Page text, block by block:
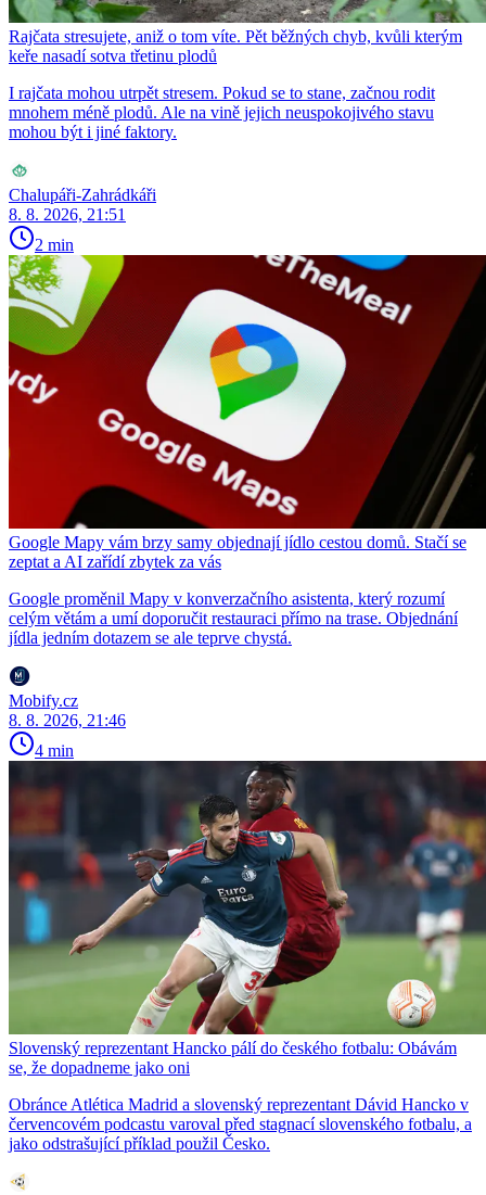
Rajčata stresujete, aniž o tom víte. Pět běžných chyb, kvůli kterým
keře nasadí sotva třetinu plodů
I rajčata mohou utrpět stresem. Pokud se to stane, začnou rodit
mnohem méně plodů. Ale na vině jejich neuspokojivého stavu
mohou být i jiné faktory.
Chalupáři-Zahrádkáři
8. 8. 2026, 21:51
2 min
Google Mapy vám brzy samy objednají jídlo cestou domů. Stačí se
zeptat a AI zařídí zbytek za vás
Google proměnil Mapy v konverzačního asistenta, který rozumí
celým větám a umí doporučit restauraci přímo na trase. Objednání
jídla jedním dotazem se ale teprve chystá.
Mobify.cz
8. 8. 2026, 21:46
4 min
Slovenský reprezentant Hancko pálí do českého fotbalu: Obávám
se, že dopadneme jako oni
Obránce Atlética Madrid a slovenský reprezentant Dávid Hancko v
červencovém podcastu varoval před stagnací slovenského fotbalu, a
jako odstrašující příklad použil Česko.